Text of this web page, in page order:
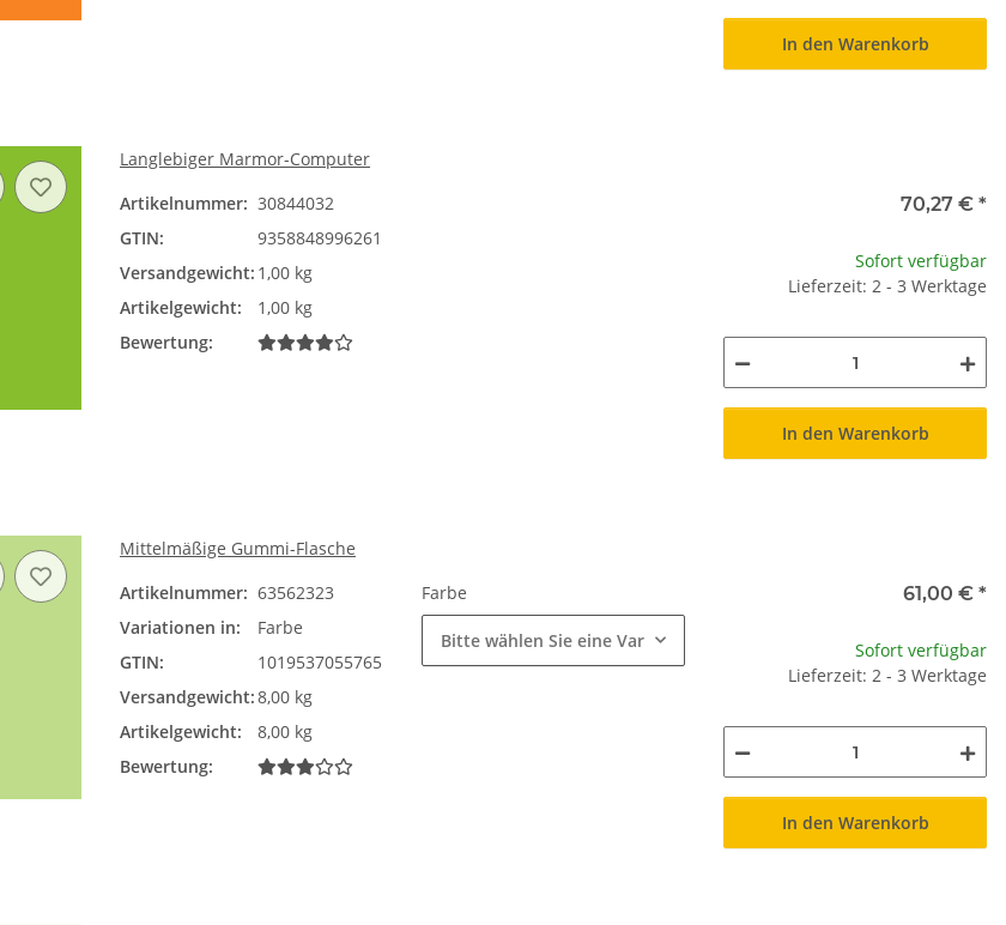
In den Warenkorb
Langlebiger Marmor-Computer
Artikelnummer: 30844032
GTIN:
9358848996261
Versandgewicht: 1,00 kg
Artikelgewicht:
1,00 kg
Bewertung:
70,27 € *
Sofort verfügbar
Lieferzeit: 2 - 3 Werktage
In den Warenkorb
Mittelmäßige Gummi-Flasche
Artikelnummer: 63562323
Variationen in:
Farbe
GTIN:
1019537055765
Versandgewicht:8,00 kg
Artikelgewicht:
8,00 kg
Bewertung:
Farbe
Bitte wählen Sie eine Variation.
61,00 € *
Sofort verfügbar
Lieferzeit: 2 - 3 Werktage
In den Warenkorb